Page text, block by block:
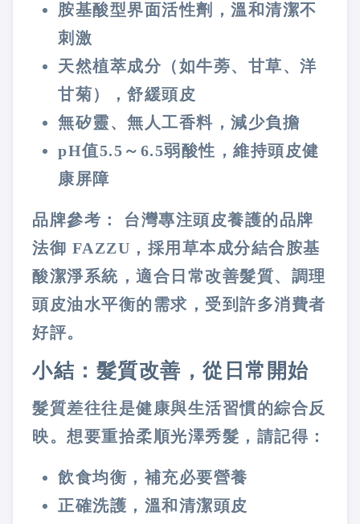
胺基酸型界面活性劑
，溫和清潔不
刺激
天然植萃成分 （如牛蒡、甘草、洋
甘菊），舒緩頭皮
無矽靈、無人工香料 ，減少負擔
pH值5.5～6.5弱酸性 ，維持頭皮健
康屏障
品牌參考 ： 台灣專注頭皮養護的品牌
法御 FAZZU ，採用草本成分結合胺基
酸潔淨系統，適合日常改善髮質、調理
頭皮油水平衡的需求，受到許多消費者
好評。
小結：髮質改善，從日常開始
髮質差往往是健康與生活習慣的綜合反
映。想要重拾柔順光澤秀髮，請記得：
飲食均衡，補充必要營養
正確洗護，溫和清潔頭皮